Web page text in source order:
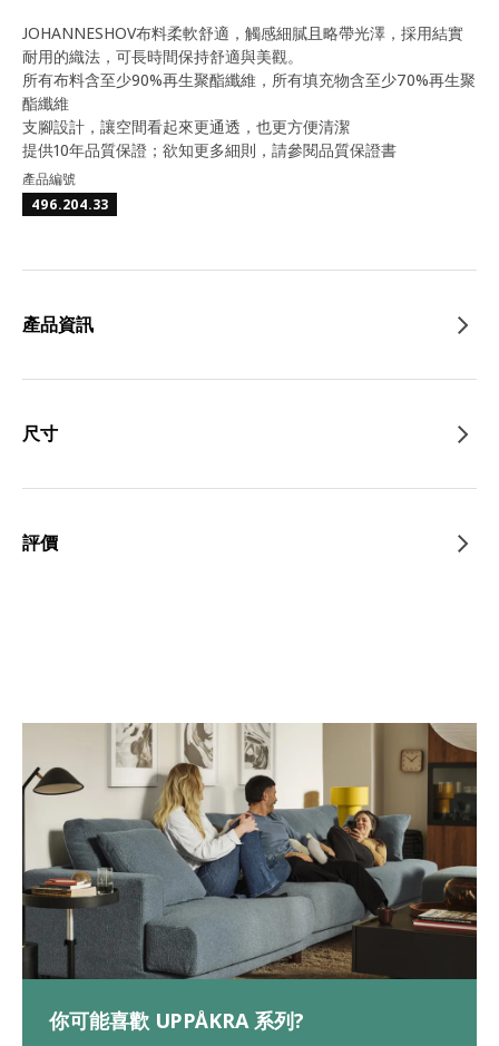
JOHANNESHOV布料柔軟舒適，觸感細膩且略帶光澤，採用結實
耐用的織法，可長時間保持舒適與美觀。
所有布料含至少90%再生聚酯纖維，所有填充物含至少70%再生聚
酯纖維
支腳設計，讓空間看起來更通透，也更方便清潔
提供10年品質保證；欲知更多細則，請參閱品質保證書
產品編號
496.204.33
產品資訊
尺寸
評價
你可能喜歡 UPPÅKRA 系列?